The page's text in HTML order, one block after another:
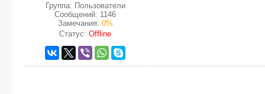
Группа: Пользователи
Сообщений: 1146
Замечания: 0%
Статус: Offline